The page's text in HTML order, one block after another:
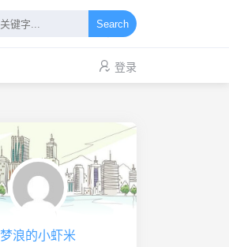
Search
登录
梦浪的小虾米